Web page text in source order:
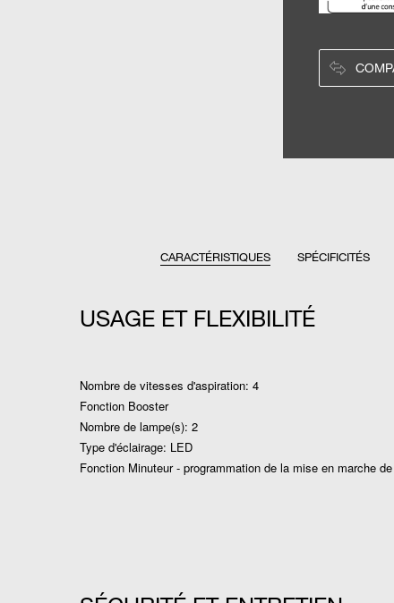
CARACTÉRISTIQUES SPÉCIFICITÉS
USAGE ET FLEXIBILITÉ
Nombre de vitesses d'aspiration: 4
Fonction Booster
Nombre de lampe(s): 2
Type d'éclairage: LED
Fonction Minuteur - programmation de la mise en marche